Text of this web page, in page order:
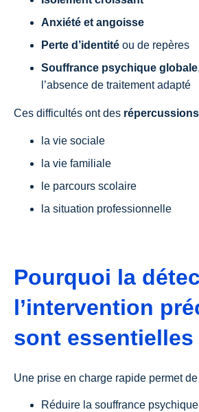
Anxiété et angoisse
Perte d’identité ou de repères
Souffrance psychique globale
l’absence de traitement adapté
Ces difficultés ont des répercussions
la vie sociale
la vie familiale
le parcours scolaire
la situation professionnelle
Pourquoi la
l’intervention
sont essentielles
Une prise en charge rapide permet de
Réduire la souffrance psychique